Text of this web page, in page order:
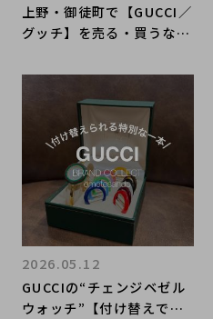
上野・御徒町で【GUCCI／
グッチ】を売る・買うなら
町店｜Princy Mini Bost
on Bag／プリンシー ミニ
ボストンバッグ入荷｜Buy
& Sell Luxury in Ueno
Tokyo｜Tax-Free Avail
able
GUCCIの“チェンジベゼル
ウォッチ”【付け替えで印
2026.05.12